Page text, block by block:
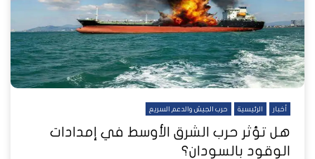
أخبار الرئيسية حرب الجيش والدعم السريع
هل تؤثر حرب الشرق الأوسط في إمدادات
الوقود بالسودان؟